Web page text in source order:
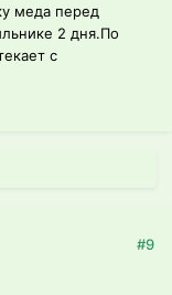
меда перед
2 дня.По
с
#9